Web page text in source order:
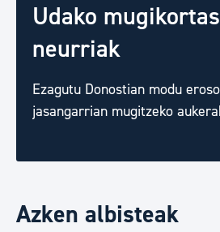
Udako
neurriak
Ezagutu Donostian modu
jasangarrian mugitzeko
Azken albisteak